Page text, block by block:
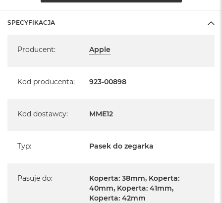
SPECYFIKACJA
Producent: Apple
Kod producenta: 923-00898
Kod dostawcy: MME12
Typ: Pasek do zegarka
Pasuje do:
Koperta: 38mm, Koperta:
40mm, Koperta: 41mm,
Koperta: 42mm